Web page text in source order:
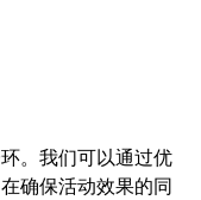
。我们可以通过优
确保活动效果的同